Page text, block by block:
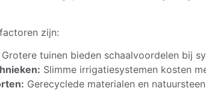
zijn:
Grotere tuinen bieden schaalvoordelen bij
Slimme irrigatiesystemen kosten
Gerecyclede materialen en